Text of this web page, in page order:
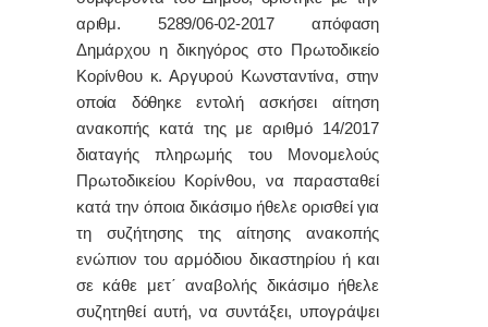
αριθμ. 5289/06-02-2017 απόφαση
Δημάρχου ηδικηγόρος στο Πρωτοδικείο
Κορίνθου κ. Αργυρού Κωνσταντίνα, στην
οποία δόθηκε εντολή ασκήσει αίτηση
ανακοπής κατά της με αριθμό 14/2017
διαταγής πληρωμής του Μονομελούς
Πρωτοδικείου Κορίνθου, να παρασταθεί
κατά την όποια δικάσιμο ήθελε ορισθεί για
τη συζήτησης της αίτησης ανακοπής
ενώπιον του αρμόδιου δικαστηρίου ή και
σε κάθε μετ΄ αναβολής δικάσιμο ήθελε
συζητηθεί αυτή, να συντάξει, υπογράψει